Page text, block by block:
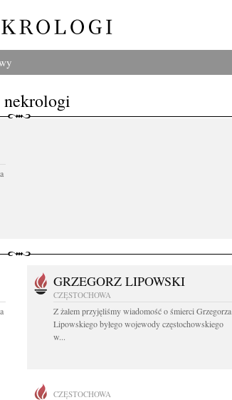
nekrologi
GRZEGORZ LIPOWSKI
CZĘSTOCHOWA
Z żalem przyjęliśmy wiadomość o śmierci Grzegorza
Lipowskiego byłego wojewody częstochowskiego
w...
CZĘSTOCHOWA